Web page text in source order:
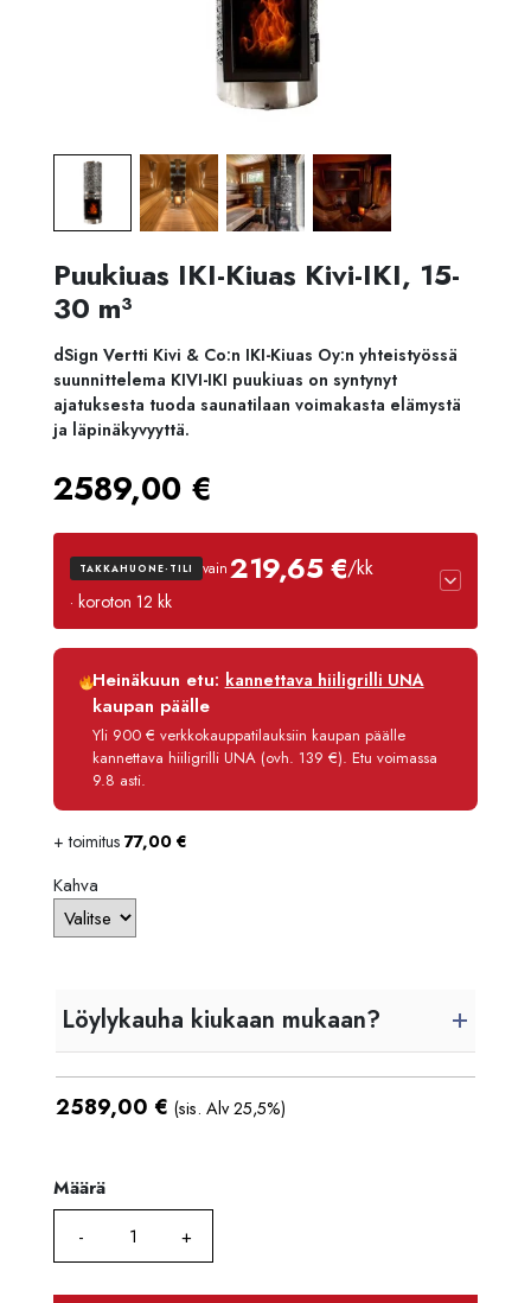
Puukiuas IKI-Kiuas Kivi-IKI, 15-
30 m³
dSign Vertti Kivi & Co:n IKI-Kiuas Oy:n yhteistyössä
suunnittelema KIVI-IKI puukiuas on syntynyt
ajatuksesta tuoda saunatilaan voimakasta elämystä
ja läpinäkyvyyttä.
2589,00 €
TAKKAHUONE-TILI vain219,65 €/kk
· koroton 12 kk
Luottoaika
12 kk
Korko
Käsittelymaksu
3,90 €/kk
Maksettava yhteensä
2 635,80 €
Heinäkuun etu: kannettava hiiligrilli UNA
kaupan päälle
Yli 900 € verkkokauppatilauksiin kaupan päälle
kannettava hiiligrilli UNA (ovh. 139 €). Etu voimassa
9.8 asti.
+ toimitus 77,00 €
Kahva
Löylykauha kiukaan mukaan?
2589,00 € (sis. Alv 25,5%)
Määrä
Määrä